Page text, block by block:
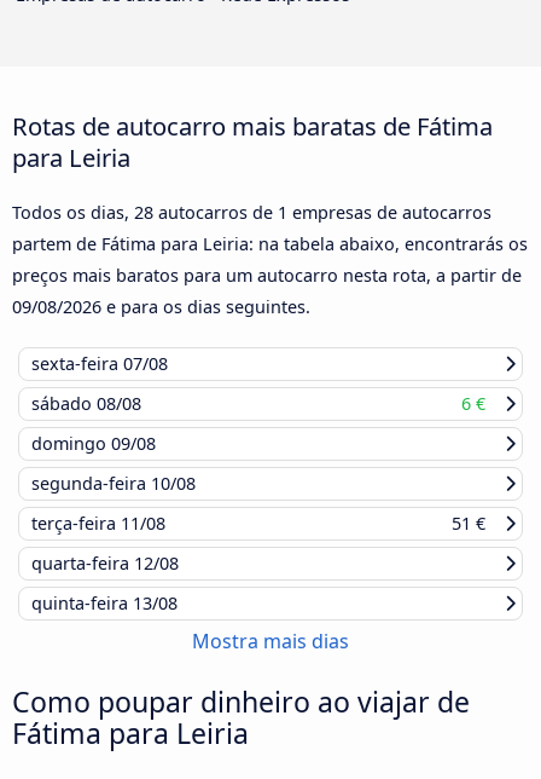
Rotas de autocarro mais baratas de Fátima
para Leiria
Todos os dias, 28 autocarros de 1 empresas de autocarros
partem de Fátima para Leiria: na tabela abaixo, encontrarás os
preços mais baratos para um autocarro nesta rota, a partir de
09/08/2026 e para os dias seguintes.
sexta-feira 07/08
sábado 08/08
6 €
domingo 09/08
segunda-feira 10/08
terça-feira 11/08
51 €
quarta-feira 12/08
quinta-feira 13/08
Mostra mais dias
Como poupar dinheiro ao viajar de
Fátima para Leiria